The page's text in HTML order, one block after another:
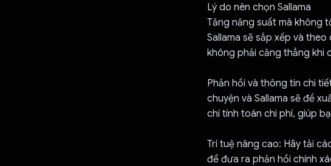
Lý do nên chọn Sallama
Tăng năng suất mà không
Sallama sẽ sắp xếp và
không phải căng thẳng khi
Phản hồi và thông tin chi
chuyện và Sallama sẽ đề
chí tính toán chi phí, giúp
Trí tuệ nâng cao: Hãy tải
để đưa ra phản hồi chính